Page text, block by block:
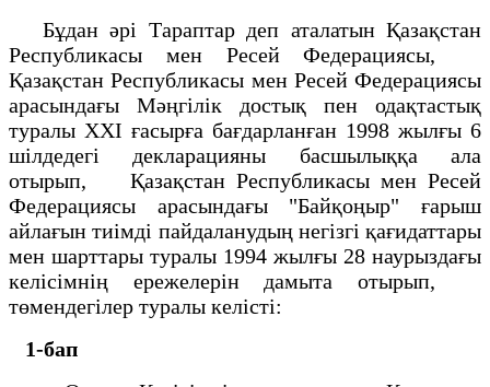
Бұдан әрі Тараптар деп аталатын Қазақстан
Республикасы мен Ресей Федерациясы,
Қазақстан Республикасы мен Ресей Федерациясы
арасындағы Мәңгілік достық пен одақтастық
туралы XXI ғасырға бағдарланған 1998 жылғы 6
шілдедегі декларацияны басшылыққа ала
отырып, Қазақстан Республикасы мен Ресей
Федерациясы арасындағы "Байқоңыр" ғарыш
айлағын тиімді пайдаланудың негізгі қағидаттары
мен шарттары туралы 1994 жылғы 28 наурыздағы
келісімнің ережелерін дамыта отырып,
төмендегілер туралы келісті:
1-бап